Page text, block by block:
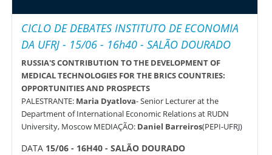
CICLO DE DEBATES INSTITUTO DE ECONOMIA
DA UFRJ - 15/06 - 16h40 - SALÃO DOURADO
RUSSIA'S CONTRIBUTION TO THE DEVELOPMENT OF
MEDICAL TECHNOLOGIES FOR THE BRICS COUNTRIES:
OPPORTUNITIES AND PROSPECTS
PALESTRANTE:Maria Dyatlova- Senior Lecturer at the
Department of International Economic Relations at RUDN
University, Moscow MEDIAÇÃO:Daniel Barreiros(PEPI-UFRJ)
DATA15/06 - 16H40 - SALÃO DOURADO